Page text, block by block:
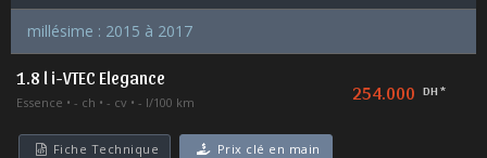
millésime : 2015 à 2017
1.8 l i-VTEC Elegance
Essence - ch - cv - l/100 km 254.000 DH *
Fiche Technique Prix clé en main